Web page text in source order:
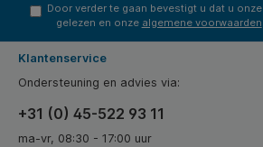
Door verder te gaan bevestigt u dat u onze
gelezen en onze algemene voorwaarden
Klantenservice
Ondersteuning en advies via:
+31 (0) 45-522 93 11
ma-vr, 08:30 - 17:00 uur